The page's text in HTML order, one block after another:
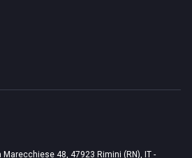
Marecchiese 48, 47923 Rimini (RN), IT -